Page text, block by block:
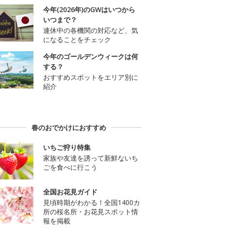
今年(2026年)のGWはいつから
いつまで？
連休中の各機関の対応など、気
になることをチェック
今年のゴールデンウィークは何
する？
おすすめスポットをエリア別に
紹介
春のおでかけにおすすめ
いちご狩り特集
家族や友達を誘って新鮮ないち
ごを食べに行こう
全国お花見ガイド
見頃時期がわかる！全国1400カ
所の桜名所・お花見スポット情
報を掲載